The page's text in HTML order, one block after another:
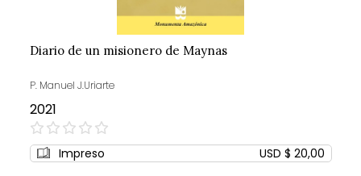
Diario de un misionero de Maynas
P. Manuel J.Uriarte
2021
0%
Impreso USD $ 20,00